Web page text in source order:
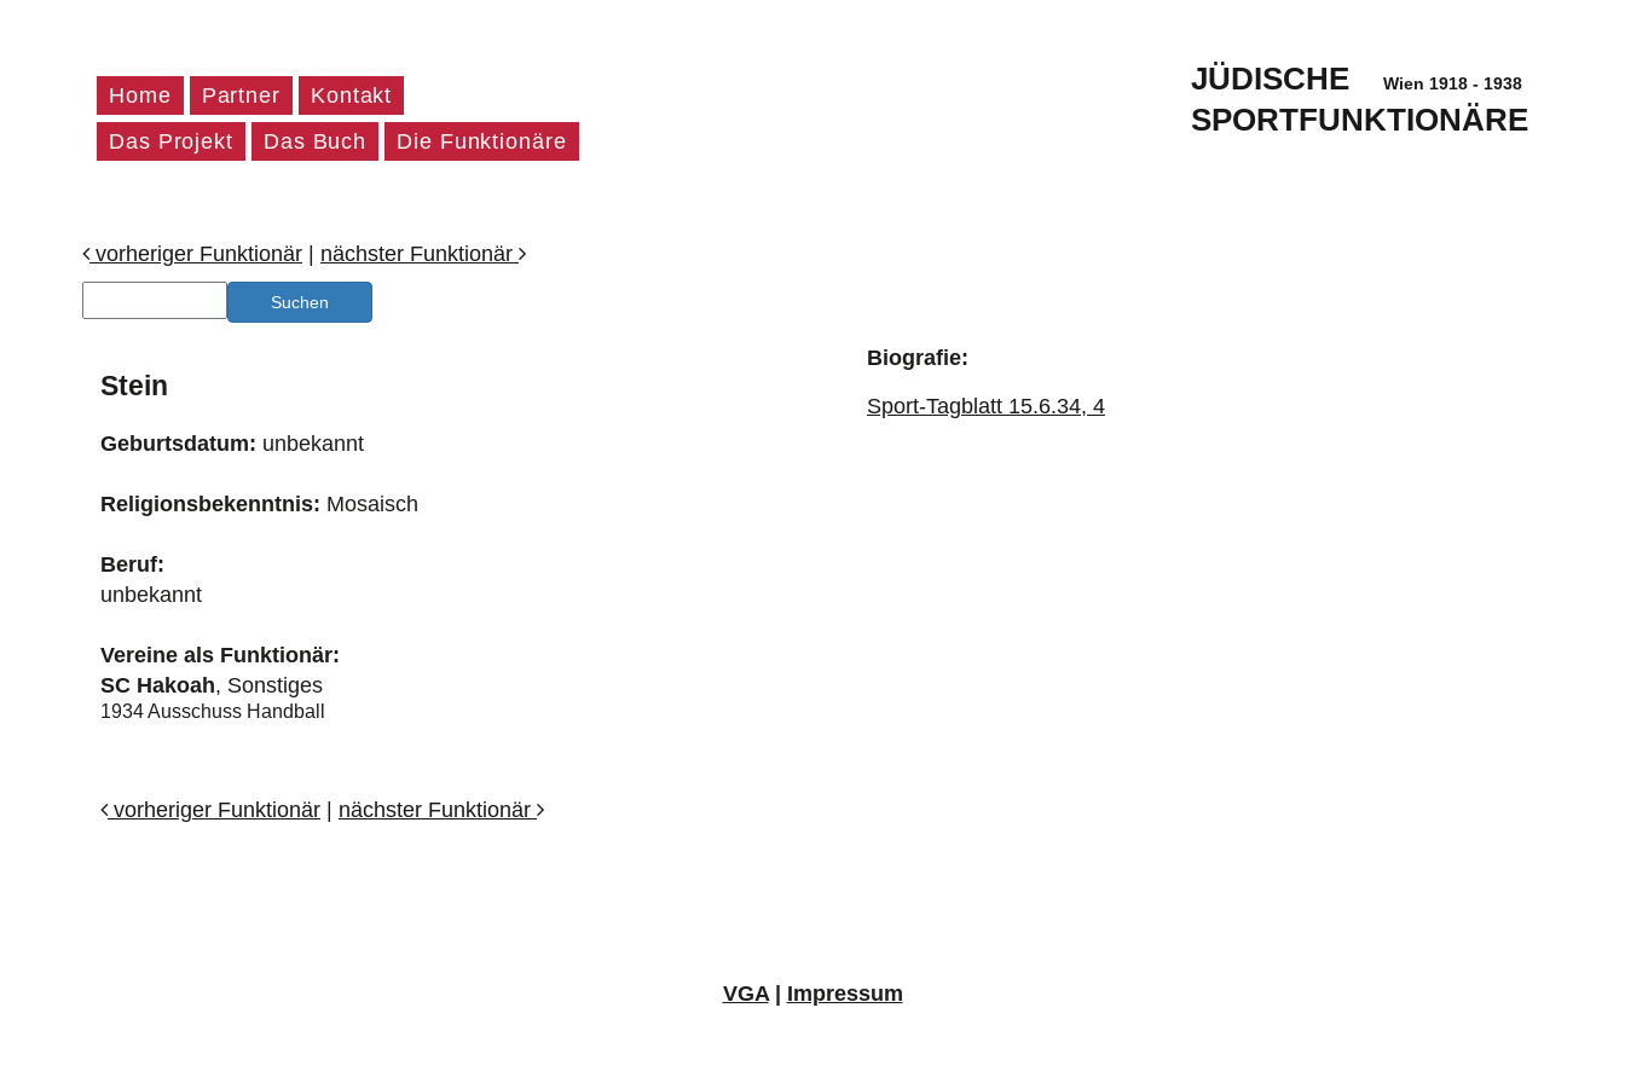
JÜDISCHE Wien 1918 - 1938
SPORTFUNKTIONÄRE
Home Partner
Kontakt
Das Projekt
Das Buch Die Funktionäre
vorheriger Funktionär nächster Funktionär
Stein
Geburtsdatum: unbekannt
Religionsbekenntnis: Mosaisch
Beruf:
unbekannt
Vereine als Funktionär:
SC Hakoah, Sonstiges
1934 Ausschuss Handball
vorheriger Funktionär nächster Funktionär
Biografie:
Sport-Tagblatt 15.6.34, 4
VGA| Impressum